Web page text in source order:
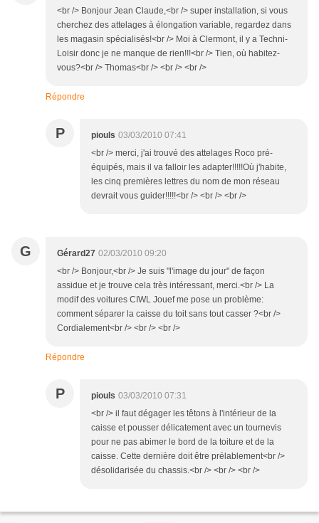
<br /> Bonjour Jean Claude,<br /> super installation, si vous
cherchez des attelages à élongation variable, regardez dans
les magasin spécialisés!<br /> Moi à Clermont, il y a Techni-
Loisir donc je ne manque de rien!!!<br /> Tien, où habitez-
vous?<br /> Thomas<br /> <br /> <br />
Répondre
P piouls 03/03/2010 07:41
<br /> merci, j'ai trouvé des attelages Roco pré-
équipés, mais il va falloir les adapter!!!!!Où j'habite,
les cinq premières lettres du nom de mon réseau
devrait vous guider!!!!!<br /> <br /> <br />
G Gérard27 02/03/2010 09:20
<br /> Bonjour,<br /> Je suis "l'image du jour" de façon
assidue et je trouve cela très intéressant, merci.<br /> La
modif des voitures CIWL Jouef me pose un problème:
comment séparer la caisse du toit sans tout casser ?<br />
Cordialement<br /> <br /> <br />
Répondre
P piouls 03/03/2010 07:31
<br /> il faut dégager les têtons à l'intérieur de la
caisse et pousser délicatement avec un tournevis
pour ne pas abimer le bord de la toiture et de la
caisse. Cette dernière doit être prélablement<br />
désolidarisée du chassis.<br /> <br /> <br />